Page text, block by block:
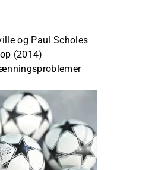
og Paul Scholes
(2014)